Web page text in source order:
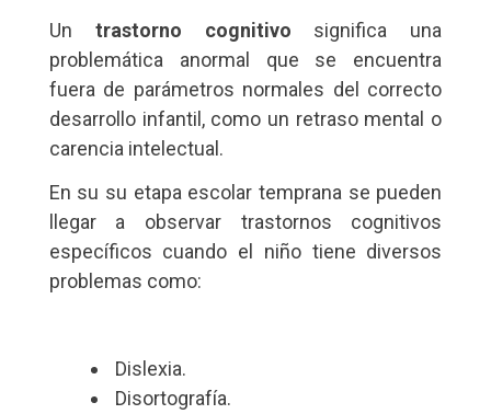
Un trastorno cognitivo significa una
problemática anormal que se encuentra
fuera de parámetros normales del correcto
desarrollo infantil, como un retraso mental o
carencia intelectual.
En su su etapa escolar temprana se pueden
llegar a observar trastornos cognitivos
específicos cuando el niño tiene diversos
problemas como:
Dislexia.
Disortografía.